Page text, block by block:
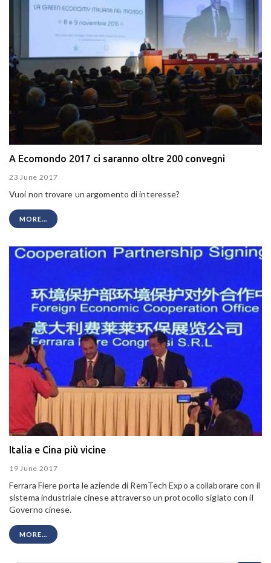
A Ecomondo 2017 ci saranno oltre 200 convegni
23 June 2017
Vuoi non trovare un argomento di interesse?
MORE...
Italia e Cina più vicine
19 June 2017
Ferrara Fiere porta le aziende di RemTech Expo a collaborare con il
sistema industriale cinese attraverso un protocollo siglato con il
Governo cinese.
MORE...